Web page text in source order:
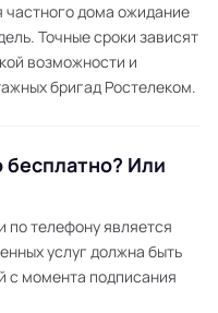
частного дома ожидание
Точные сроки зависят
возможности и
бригад Ростелеком.
Или
по телефону является
услуг должна быть
с момента подписания